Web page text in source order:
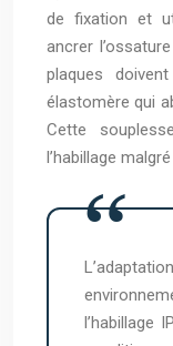
de fixation et
ancrer
plaques
élastomère qui
Cette
l’habillage
l’habillage